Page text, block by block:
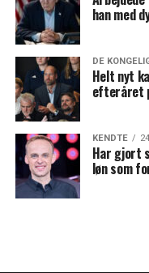
han med
DE
Helt nyt
efteråret
KENDTE
Har gjort
løn som